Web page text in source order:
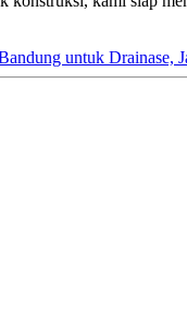
untuk Drainase,